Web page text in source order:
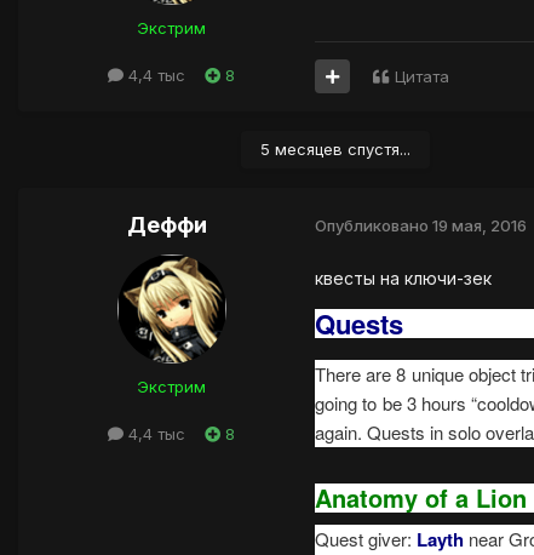
Экстрим
4,4 тыс 8 Цитата
5 месяцев спустя...
Деффи
Экстрим
4,4 тыс 8
Опубликовано 19 мая, 2016
квесты на ключи-зек
Quests
There are 8 unique object
going to be 3 hours
again. Quests in solo
Anatomy of a Lion
Quest giver: Layth near